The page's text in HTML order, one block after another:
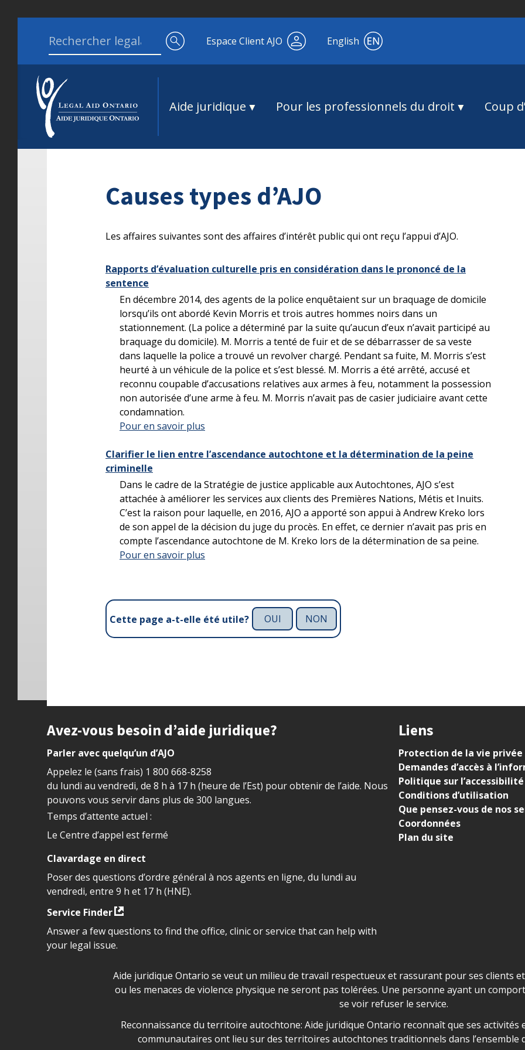
Search for:
Espace Client AJO English
Aide juridique Pour les professionnels du droit Coup
Causes types d’AJO
Les affaires suivantes sont des affaires d’intérêt public qui ont reçu l’appui d’AJO.
Rapports d’évaluation culturelle pris en considération dans le prononcé de la
sentence
En décembre 2014, des agents de la police enquêtaient sur un braquage de domicile
lorsqu’ils ont abordé Kevin Morris et trois autres hommes noirs dans un
stationnement. (La police a déterminé par la suite qu’aucun d’eux n’avait participé au
braquage du domicile). M. Morris a tenté de fuir et de se débarrasser de sa veste
dans laquelle la police a trouvé un revolver chargé. Pendant sa fuite, M. Morris s’est
heurté à un véhicule de la police et s’est blessé. M. Morris a été arrêté, accusé et
reconnu coupable d’accusations relatives aux armes à feu, notamment la possession
non autorisée d’une arme à feu. M. Morris n’avait pas de casier judiciaire avant cette
condamnation.
Pour en savoir plus
Clarifier le lien entre l’ascendance autochtone et la détermination de la peine
criminelle
Dans le cadre de la Stratégie de justice applicable aux Autochtones, AJO s’est
attachée à améliorer les services aux clients des Premières Nations, Métis et Inuits.
C’est la raison pour laquelle, en 2016, AJO a apporté son appui à Andrew Kreko lors
de son appel de la décision du juge du procès. En effet, ce dernier n’avait pas pris en
compte l’ascendance autochtone de M. Kreko lors de la détermination de sa peine.
Pour en savoir plus
Cette page a-t-elle été utile? OUI NON
Site footer
Avez-vous besoin d’aide juridique?
Parler avec quelqu’un d’AJO
Appelez le (sans frais) 1 800 668-8258
du lundi au vendredi, de 8 h à 17 h (heure de l’Est) pour obtenir de l’aide. Nous
pouvons vous servir dans plus de 300 langues.
Temps d’attente actuel :
Le Centre d’appel est fermé
Clavardage en direct
Poser des questions d’ordre général à nos agents en ligne, du lundi au
vendredi, entre 9 h et 17 h (HNE).
Service Finder
Answer a few questions to find the office, clinic or service that can help with
your legal issue.
Liens
Protection de la vie privée
Demandes d’accès à
Politique sur l’accessibilité
Conditions d’utilisation
Que pensez-vous de nos
Coordonnées
Plan du site
Déclaration sur la sécurité dans les locaux d'AJO.
Aide juridique Ontario se veut un milieu de travail respectueux et rassurant pour ses clients
ou les menaces de violence physique ne seront pas tolérées. Une personne ayant un
se voir refuser le service.
Legal Aid Ontario land acknowledgement
Reconnaissance du territoire autochtone: Aide juridique Ontario reconnaît que ses activités
communautaires ont lieu sur des territoires autochtones traditionnels dans l’ensemble